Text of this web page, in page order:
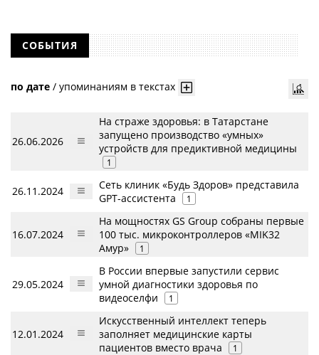
СОБЫТИЯ
по дате / упоминаниям в текстах
26.06.2026
На страже здоровья: в Татарстане
запущено производство «умных»
устройств для предиктивной медицины
1
26.11.2024
Сеть клиник «Будь Здоров» представила
GPT-ассистента
1
16.07.2024
На мощностях GS Group собраны первые
100 тыс. микроконтроллеров «MIK32
Амур»
1
29.05.2024
В России впервые запустили сервис
умной диагностики здоровья по
видеоселфи
1
12.01.2024
Искусственный интеллект теперь
заполняет медицинские карты
пациентов вместо врача
1